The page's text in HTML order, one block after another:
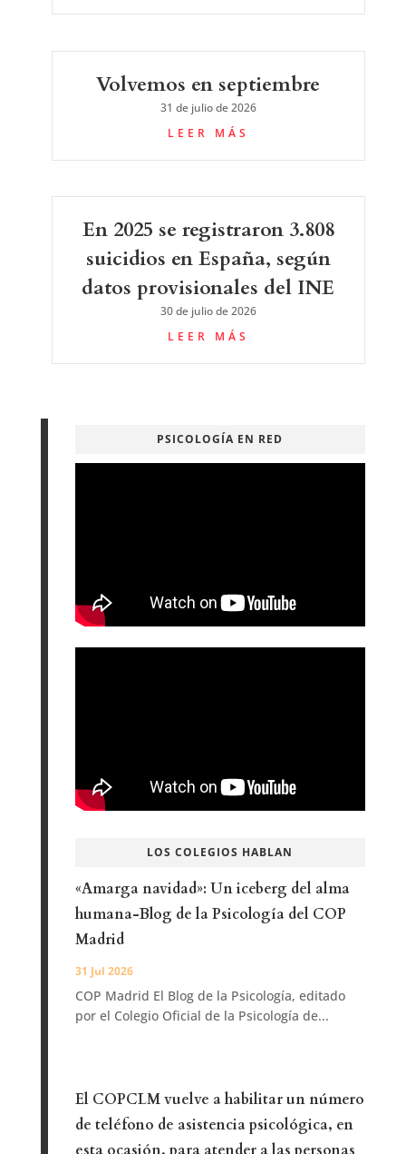
Volvemos en septiembre
31 de julio de 2026
LEER MÁS
En 2025 se registraron 3.808
suicidios en España, según
datos provisionales del INE
30 de julio de 2026
LEER MÁS
PSICOLOGÍA EN RED
LOS COLEGIOS HABLAN
«Amarga navidad»: Un iceberg del alma
humana-Blog de la Psicología del COP
Madrid
31 Jul 2026
COP Madrid El Blog de la Psicología, editado
por el Colegio Oficial de la Psicología de...
El COPCLM vuelve a habilitar un número
de teléfono de asistencia psicológica, en